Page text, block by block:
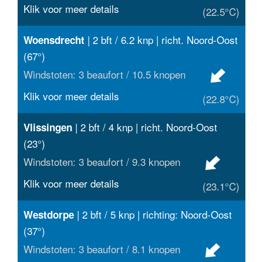
(22.5°C)
Klik voor meer details
Woensdrecht | 2 bft / 6.2 knp | richt. Noord-Oost
(67°)
Windstoten: 3 beaufort / 10.5 knopen
(22.8°C)
Klik voor meer details
Vlissingen | 2 bft / 4 knp | richt. Noord-Oost
(23°)
Windstoten: 3 beaufort / 9.3 knopen
(23.1°C)
Klik voor meer details
Westdorpe | 2 bft / 5 knp | richting: Noord-Oost
(37°)
Windstoten: 3 beaufort / 8.1 knopen